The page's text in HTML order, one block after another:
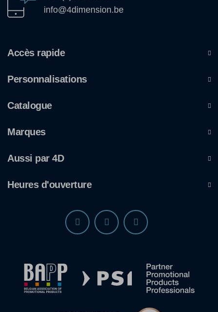
info@4dimension.be
Accès rapide
Personnalisations
Catalogue
Marques
Aussi par 4D
Heures d'ouverture